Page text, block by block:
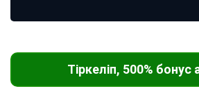
Тіркеліп, 500%